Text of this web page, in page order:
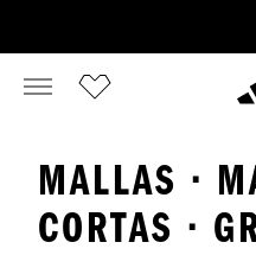
MALLAS ·
CORTAS ·